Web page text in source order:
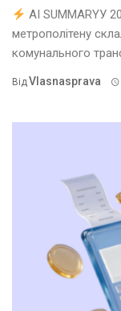
AI SUMMARYУ
метрополітену
комунального
ВідVlasnasprava